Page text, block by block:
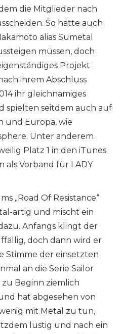
die Mitglieder nach
So hätte auch
alias Sumetal
müssen, doch
Projekt
ihrem Abschluss
ihr gleichnamiges
spielten seitdem auch auf
und Europa, wie
Unter anderem
Platz 1 in den iTunes
als Vorband für LADY
„Road Of Resistance“
artig und mischt ein
Anfangs klingt der
doch dann wird er
Stimme der einsetzten
an die Serie Sailor
zu Beginn ziemlich
hat abgesehen von
mit Metal zu tun,
lustig und nach ein